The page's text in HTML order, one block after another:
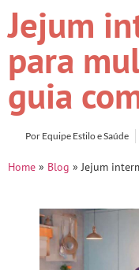
Jejum
para
guia
Por Equipe Estilo e Saúde
Home » Blog »Jejum